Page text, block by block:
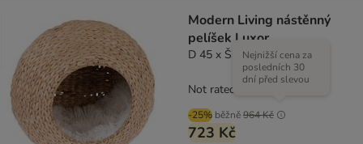
Modern Living nástěnný
pelíšek Luxor
D 45 x Š 25 x V 45 cm
-25% běžně964 Kč
Nejnižší cena za
posledních 30
dní před slevou
723 Kč
Not rated